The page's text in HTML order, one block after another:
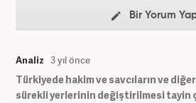
Bir Yorum
Analiz 3 yıl önce
Türkiyede hakim ve savcıların ve
sürekli yerlerinin değiştirilmesi tayin